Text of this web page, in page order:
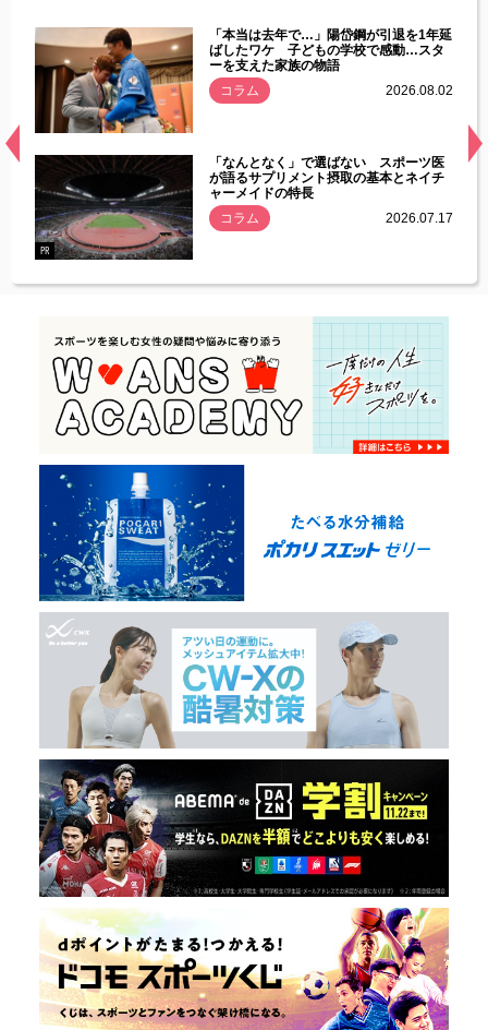
常
「本当は去年で…」陽岱鋼が引退を1年延
ばしたワケ 子どもの学校で感動…スタ
ーを支えた家族の物語
コラム
2026.08.02
PR
「なんとなく」で選ばない スポーツ医
が語るサプリメント摂取の基本とネイチ
ャーメイドの特長
コラム
2026.07.17